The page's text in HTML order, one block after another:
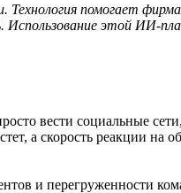
Технология помогает
Использование этой ИИ-
вести социальные
а скорость реакции на
и перегруженности